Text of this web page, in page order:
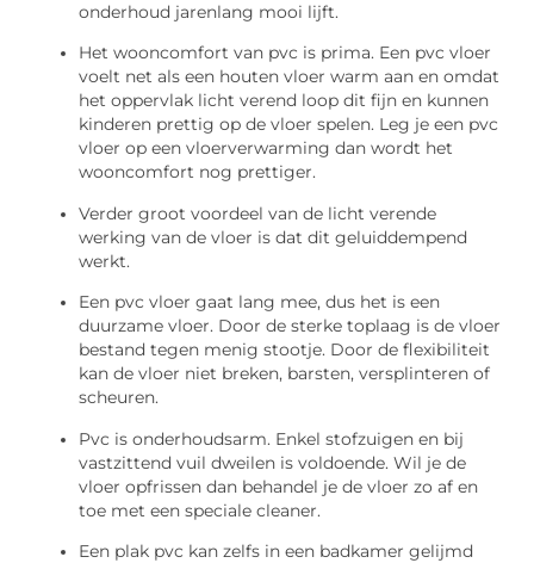
onderhoud jarenlang mooi lijft.
Het wooncomfort van pvc is prima. Een pvc vloer
voelt net als een houten vloer warm aan en omdat
het oppervlak licht verend loop dit fijn en kunnen
kinderen prettig op de vloer spelen. Leg je een pvc
vloer op een vloerverwarming dan wordt het
wooncomfort nog prettiger.
Verder groot voordeel van de licht verende
werking van de vloer is dat dit geluiddempend
werkt.
Een pvc vloer gaat lang mee, dus het is een
duurzame vloer. Door de sterke toplaag is de vloer
bestand tegen menig stootje. Door de flexibiliteit
kan de vloer niet breken, barsten, versplinteren of
scheuren.
Pvc is onderhoudsarm. Enkel stofzuigen en bij
vastzittend vuil dweilen is voldoende. Wil je de
vloer opfrissen dan behandel je de vloer zo af en
toe met een speciale cleaner.
Een plak pvc kan zelfs in een badkamer gelijmd